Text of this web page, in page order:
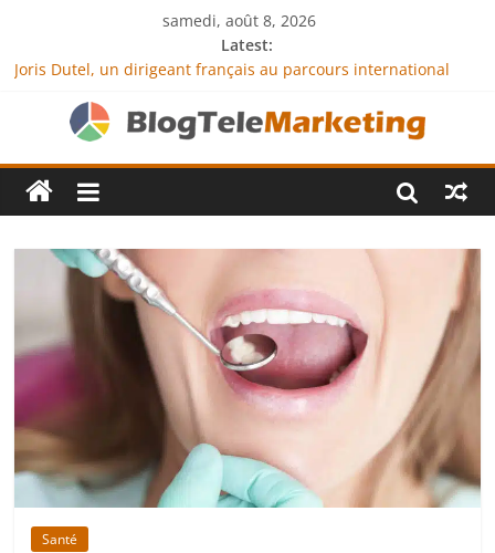
samedi, août 8, 2026
Latest:
Joris Dutel, un dirigeant français au parcours international
Agria Assurance Animaux : comment l’entreprise se
démarque-t-elle de la concurrence ?
JCA Academy : l’excellence au service de l’indépendance
financière
Denis Bouclon : la diplomatie éducative comme moteur de
Next Terra International : des solutions logistiques au service
du commerce international
Santé